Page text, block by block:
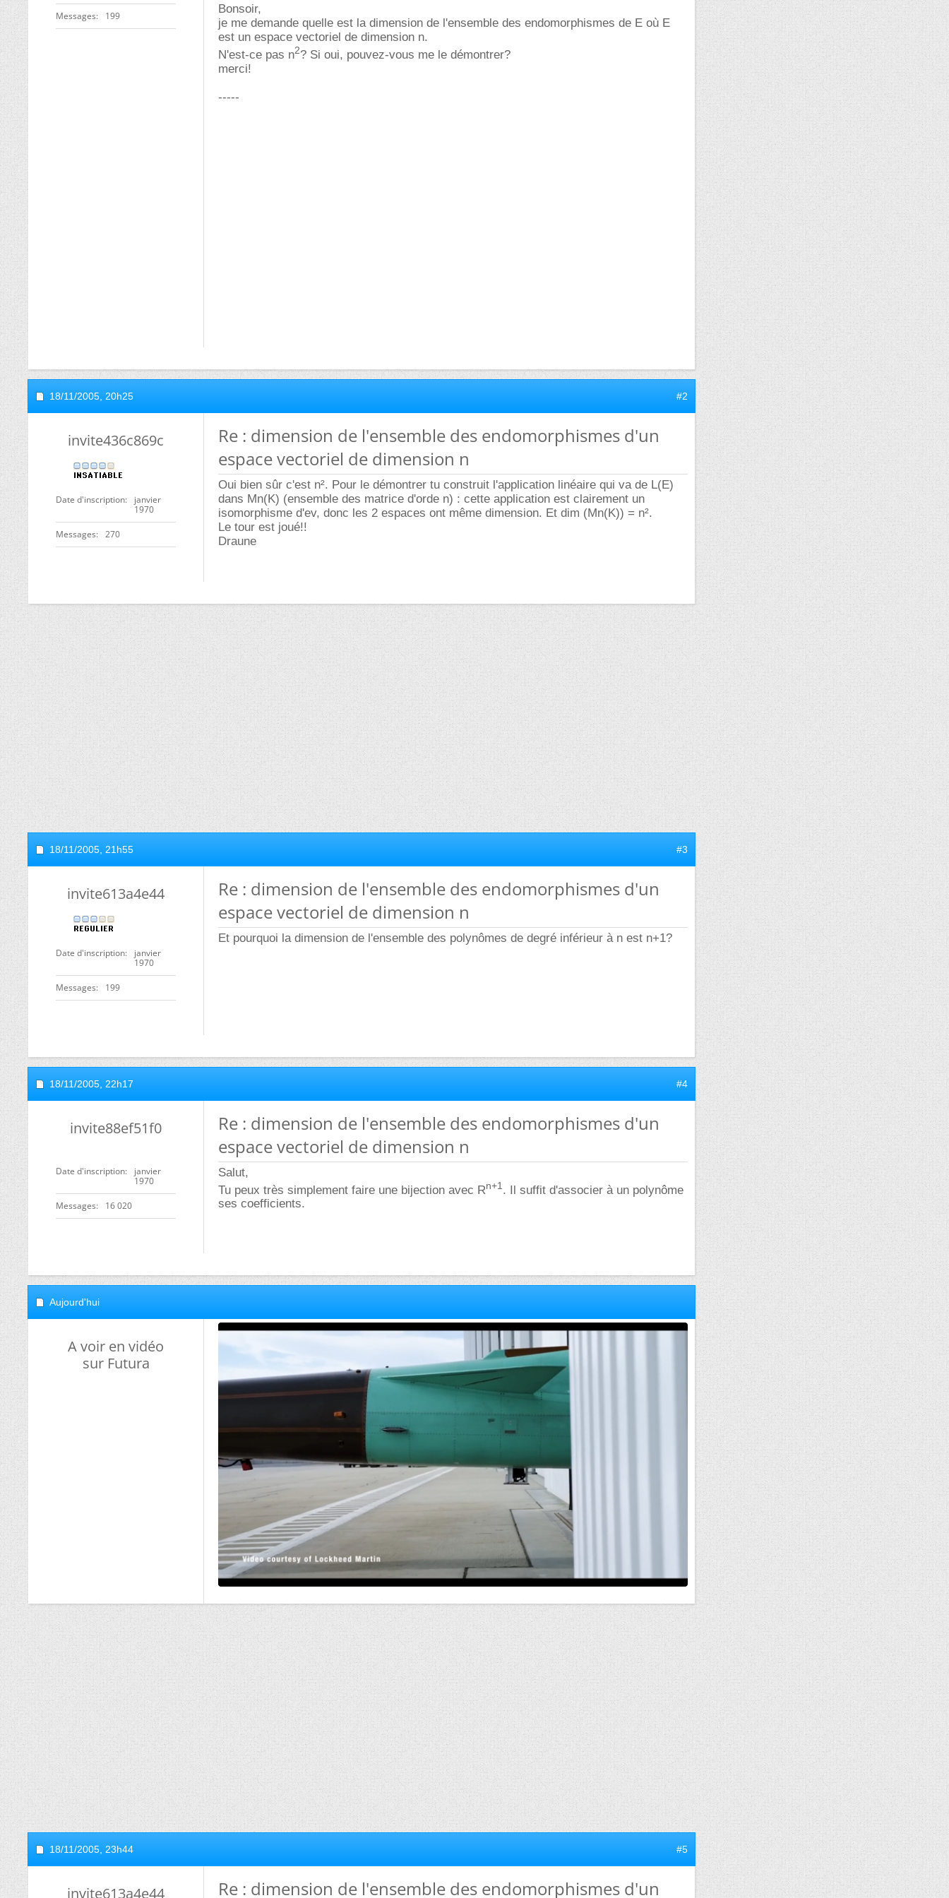
Messages 199
Bonsoir,
je me demande quelle est la dimension de l'ensemble des endomorphismes de E où E
est un espace vectoriel de dimension n.
N'est-ce pas n2? Si oui, pouvez-vous me le démontrer?
merci!
-----
18/11/2005, 20h25 #2
invite436c869c
Date d'inscription
janvier
1970
Messages 270
Re : dimension de l'ensemble des endomorphismes d'un
espace vectoriel de dimension n
Oui bien sûr c'est n². Pour le démontrer tu construit l'application linéaire qui va de L(E)
dans Mn(K) (ensemble des matrice d'orde n) : cette application est clairement un
isomorphisme d'ev, donc les 2 espaces ont même dimension. Et dim (Mn(K)) = n².
Le tour est joué!!
Draune
18/11/2005, 21h55 #3
invite613a4e44
Date d'inscription
janvier
1970
Messages 199
Re : dimension de l'ensemble des endomorphismes d'un
espace vectoriel de dimension n
Et pourquoi la dimension de l'ensemble des polynômes de degré inférieur à n est n+1?
18/11/2005, 22h17 #4
invite88ef51f0
Date d'inscription
janvier
1970
Messages 16 020
Re : dimension de l'ensemble des endomorphismes d'un
espace vectoriel de dimension n
Salut,
Tu peux très simplement faire une bijection avec Rn+1 . Il suffit d'associer à un polynôme
ses coefficients.
Aujourd'hui
A voir en vidéo
sur Futura
18/11/2005, 23h44 #5
invite613a4e44 Re : dimension de l'ensemble des endomorphismes d'un